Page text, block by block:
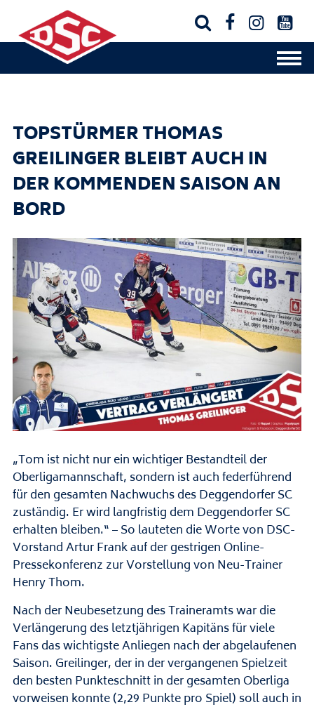
   
TOPSTÜRMER THOMAS
GREILINGER BLEIBT AUCH IN
DER KOMMENDEN SAISON AN
BORD
„Tom ist nicht nur ein wichtiger Bestandteil der
Oberligamannschaft, sondern ist auch federführend
für den gesamten Nachwuchs des Deggendorfer SC
zuständig. Er wird langfristig dem Deggendorfer SC
erhalten bleiben.“ – So lauteten die Worte von DSC-
Vorstand Artur Frank auf der gestrigen Online-
Pressekonferenz zur Vorstellung von Neu-Trainer
Henry Thom.
Nach der Neubesetzung des Traineramts war die
Verlängerung des letztjährigen Kapitäns für viele
Fans das wichtigste Anliegen nach der abgelaufenen
Saison. Greilinger, der in der vergangenen Spielzeit
den besten Punkteschnitt in der gesamten Oberliga
vorweisen konnte (2,29 Punkte pro Spiel) soll auch in